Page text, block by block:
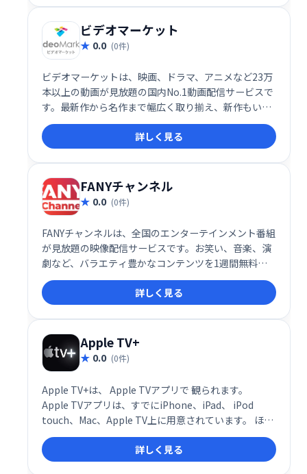
ビデオマーケット
0.0 (0件)
ビデオマーケットは、映画、ドラマ、アニメなど23万
本以上の動画が見放題の国内No.1動画配信サービスで
す。最新作から名作まで幅広く取り揃え、新作もいち
早く配信。初月無料トライアルで、豊富なラインナッ
プをぜひお試しください。詳しく見る
FANYチャンネル
0.0 (0件)
FANYチャンネルは、全国のエンターテインメント番組
が見放題の映像配信サービスです。お笑い、音楽、演
劇など、バラエティ豊かなコンテンツを1週間無料で
お楽しみいただけます。大阪チャンネルを含む豊富な
ラインナップで、充実のエンタメ体験を提供します。
詳しく見る
Apple TV+
0.0 (0件)
Apple TV+は、 Apple TVアプリで 観られます。
Apple TVアプリは、すでにiPhone、iPad、 iPod
touch、Mac、Apple TV上に用意されています。 ほか
にも様々なスクリーンで楽しめます。
詳しく見る